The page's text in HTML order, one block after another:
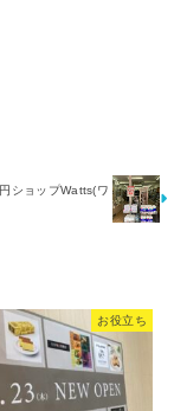
ショップWatts(ワ
お役立ち